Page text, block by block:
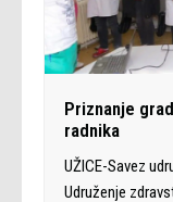
Priznanje
radnika
UŽICE-Savez
Udruženje